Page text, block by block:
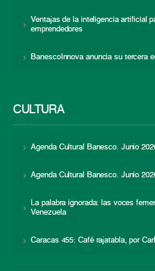
Ventajas de la inteligencia artificial
emprendedores
BanescoInnova anuncia su tercera
CULTURA
Agenda Cultural Banesco. Junio
Agenda Cultural Banesco. Junio
La palabra ignorada: las voces
Venezuela
Caracas 455: Café rajatabla, por